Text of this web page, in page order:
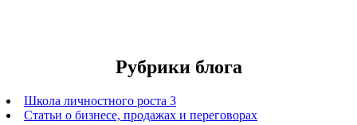
Рубрики блога
Школа личностного роста 3
Статьи о бизнесе, продажах и переговорах